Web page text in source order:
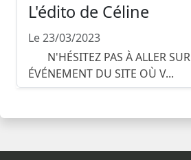
L'édito de Céline
Le 23/03/2023
N'HÉSITEZ PAS À ALLER SUR
ÉVÉNEMENT DU SITE OÙ V...